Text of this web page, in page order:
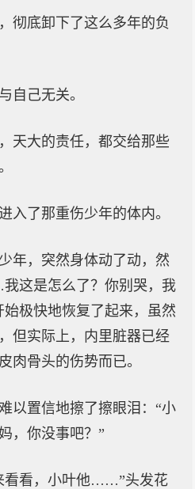
彻底卸下了这么多年的负
自己无关。
天大的责任，都交给那些
入了那重伤少年的体内。
年，突然身体动了动，然
这是怎么了？你别哭，我
极快地恢复了起来，虽然
但实际上，内里脏器已经
肉骨头的伤势而已。
以置信地擦了擦眼泪：“小
，你没事吧？”
看看，小叶他……”头发花